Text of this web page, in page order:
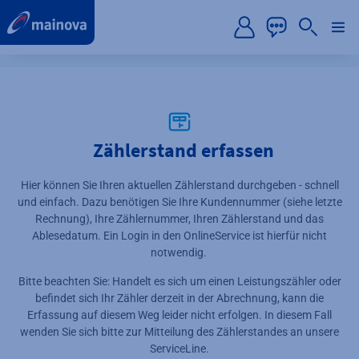
Zählerstand erfassen
Hier können Sie Ihren aktuellen Zählerstand durchgeben - schnell
und einfach. Dazu benötigen Sie Ihre Kundennummer (siehe letzte
Rechnung), Ihre Zählernummer, Ihren Zählerstand und das
Ablesedatum. Ein Login in den OnlineService ist hierfür nicht
notwendig.
Bitte beachten Sie:Handelt es sich um einen Leistungszähler oder
befindet sich Ihr Zähler derzeit in der Abrechnung, kann die
Erfassung auf diesem Weg leider nicht erfolgen. In diesem Fall
wenden Sie sich bitte zur Mitteilung des Zählerstandes an unsere
ServiceLine.